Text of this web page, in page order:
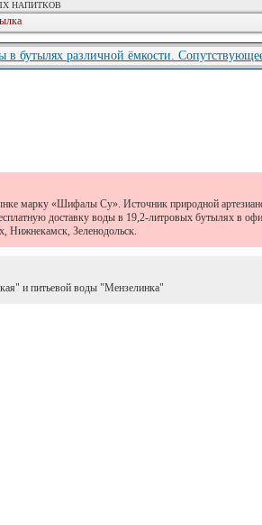
НАПИТКОВ
в бутылях различной ёмкости.
марку «Шифалы Су». Источник природной
доставку воды в 19,2-литровых бутылях в
Нижнекамск, Зеленодольск.
и питьевой воды "Мензелинка"